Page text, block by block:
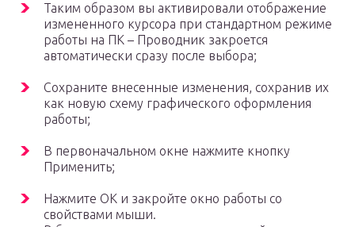
Таким образом вы активировали отображение
измененного курсора при стандартном режиме
работы на ПК – Проводник закроется
автоматически сразу после выбора;
Сохраните внесенные изменения, сохранив их
как новую схему графического оформления
работы;
В первоначальном окне нажмите кнопку
Применить;
Нажмите ОК и закройте окно работы со
свойствами мыши.